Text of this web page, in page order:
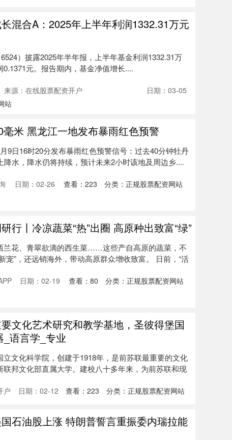
混合A：2025年上半年利润1332.31万元
）披露2025年半年报，上半年基金利润1332.31万
元。报告期内，基金净值增长....
来源：在线股票配资开户
日期：03-05
站
米 黑龙江一地发布暴雨红色预警
9日16时20分发布暴雨红色预警信号：过去40分钟牡丹
水，降水仍将持续，预计未来2小时该地及周边乡....
日期：02-26 查看：223 分类：正规股票配资网站
行丨冷凉蔬菜“热”出圈 高原种出致富“绿”
兰花、青翠欲滴的西生菜……这些产自高原的蔬菜，不
宠”，还远销海外，带动高原群众增收致富。 日前，“活
日期：02-19 查看： 80 分类： 正规股票配资网站
文化艺术研究和教学基地，圣彼得堡国
语言学_专业
文化科学院，创建于1918年，是前苏联最重要的文化
邦文化部直属大学。建校八十多年来，为前苏联和现
户 日期：02-12 查看： 223 分类： 正规股票配资网站
石油股上涨 特朗普誓言重振委内瑞拉能